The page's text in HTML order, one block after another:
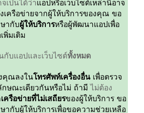
จเป็นได้ว่าแอปหรือเว็บไซต์เหล่านี้อาจ
เครือข่ายจากผู้ให้บริการของคุณ ขอ
ากับผู้ให้บริการหรือผู้พัฒนาแอปเพื่อ
พิ่มเติม
บแอปและเว็บไซต์ทั้งหมด
คุณลงในโทรศัพท์เครื่องอื่น เพื่อตรวจ
ษณะเดียวกันหรือไม่ ถ้ามี ไม่ต้อง
เครือข่ายที่ไม่เสถียรของผู้ให้บริการ ขอ
ากับผู้ให้บริการเพื่อขอความช่วยเหลือ